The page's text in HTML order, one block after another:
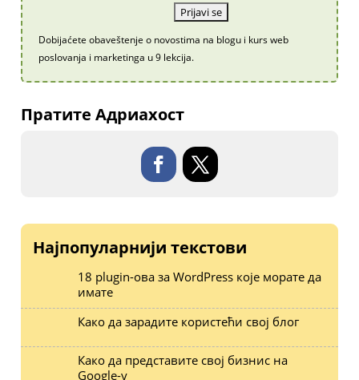
Dobijaćete obaveštenje o novostima na blogu i kurs web
poslovanja i marketinga u 9 lekcija.
Пратите Адриахост
Најпопуларнији текстови
18 plugin-ова за WordPress које морате да
имате
Како да зарадите користећи свој блог
Како да представите свој бизнис на
Google-у